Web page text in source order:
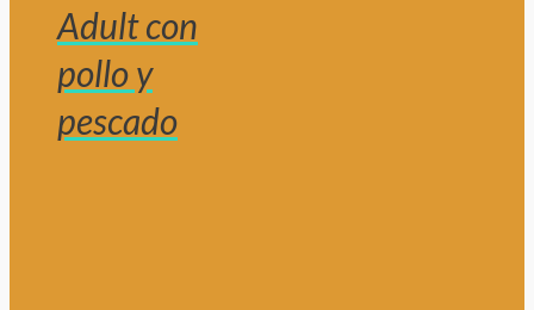
Adult con
pollo y
pescado